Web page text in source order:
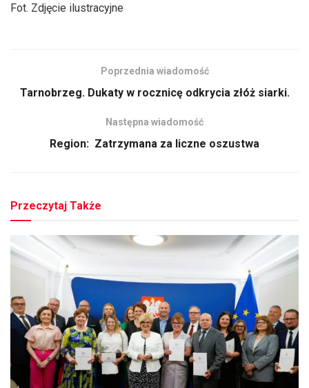
Fot. Zdjęcie ilustracyjne
Poprzednia wiadomość
Tarnobrzeg. Dukaty w rocznicę odkrycia złóż siarki.
Następna wiadomość
Region: Zatrzymana za liczne oszustwa
Przeczytaj Także